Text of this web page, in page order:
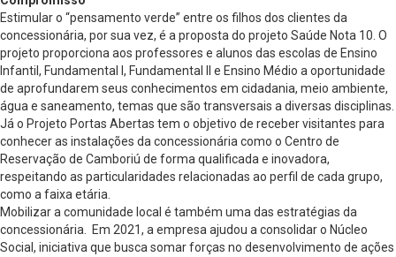
Estimular o “pensamento verde” entre os filhos dos clientes da
concessionária, por sua vez, é a proposta do projeto Saúde Nota 10. O
projeto proporciona aos professores e alunos das escolas de Ensino
Infantil, Fundamental I, Fundamental II e Ensino Médio a oportunidade
de aprofundarem seus conhecimentos em cidadania, meio ambiente,
água e saneamento, temas que são transversais a diversas disciplinas.
Já o Projeto Portas Abertas tem o objetivo de receber visitantes para
conhecer as instalações da concessionária como o Centro de
Reservação de Camboriú de forma qualificada e inovadora,
respeitando as particularidades relacionadas ao perfil de cada grupo,
como a faixa etária.
Mobilizar a comunidade local é também uma das estratégias da
concessionária. Em 2021, a empresa ajudou a consolidar o Núcleo
Social, iniciativa que busca somar forças no desenvolvimento de ações